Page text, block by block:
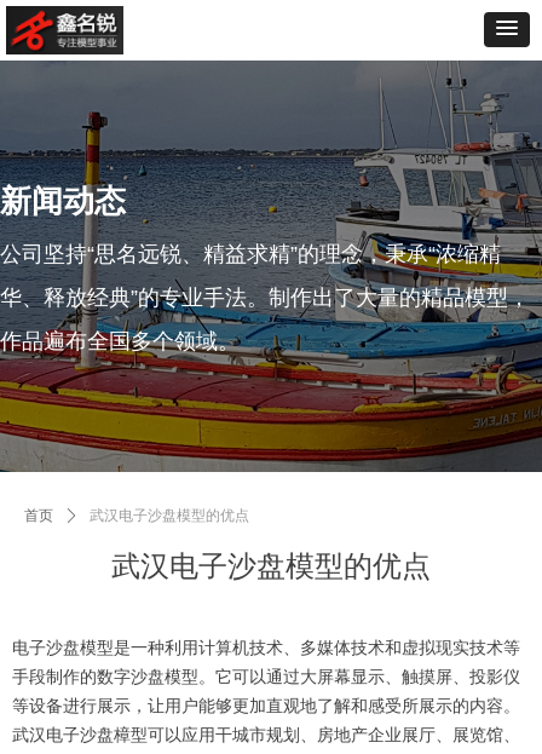
武汉电子沙盘模型的优点
电子沙盘模型是一种利用计算机技术、多媒体技术和虚拟现实技术等
手段制作的数字沙盘模型。它可以通过大屏幕显示、触摸屏、投影仪
等设备进行展示，让用户能够更加直观地了解和感受所展示的内容。
武汉电子沙盘樟型可以应用干城市规划、房地产企业展厅、展览馆、
新闻动态
公司坚持“思名远锐、精益求精”的理念，秉承“浓缩精
华、释放经典”的专业手法。制作出了大量的精品模型，
作品遍布全国多个领域。
首页 ꄲ 武汉电子沙盘模型的优点